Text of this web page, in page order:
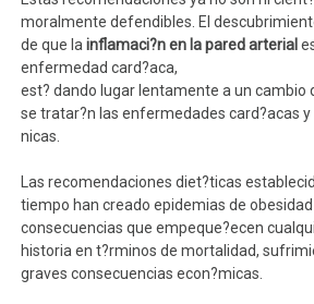
moralmente defendibles. El
de que lainflamaci?n en la pared arterial
enfermedad card?aca,
est? dando lugar lentamente a un cambio
se tratar?n las enfermedades card?acas
nicas.
Las recomendaciones diet?ticas
tiempo han creado epidemias de
consecuencias que empeque?ecen
historia en t?rminos de mortalidad,
graves consecuencias econ?micas.